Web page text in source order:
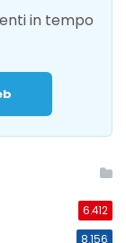
in tempo
6.412
8.156